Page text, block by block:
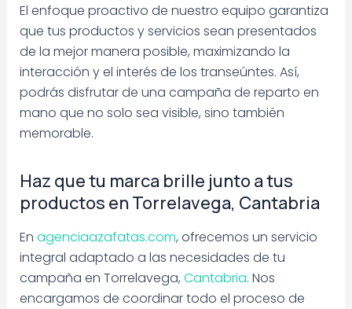
El enfoque proactivo de nuestro equipo garantiza
que tus productos y servicios sean presentados
de la mejor manera posible, maximizando la
interacción y el interés de los transeúntes. Así,
podrás disfrutar de una campaña de reparto en
mano que no solo sea visible, sino también
memorable.
Haz que tu marca brille junto a tus
productos en Torrelavega, Cantabria
En agenciaazafatas.com, ofrecemos un servicio
integral adaptado a las necesidades de tu
campaña en Torrelavega, Cantabria. Nos
encargamos de coordinar todo el proceso de